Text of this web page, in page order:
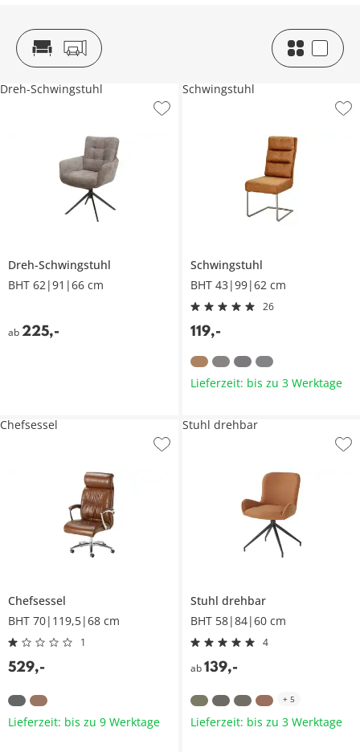
Dreh-Schwingstuhl
BHT 62|91|66 cm
ab 225,-
Dreh-Schwingstuhl
Schwingstuhl
BHT 43|99|62 cm
26
119,-
Schwingstuhl
Lieferzeit: bis zu 3 Werktage
Chefsessel
BHT 70|119,5|68 cm
1
529,-
Chefsessel
Lieferzeit: bis zu 9 Werktage
Stuhl drehbar
BHT 58|84|60 cm
4
ab 139,-
Stuhl drehbar
+ 5
Lieferzeit: bis zu 3 Werktage